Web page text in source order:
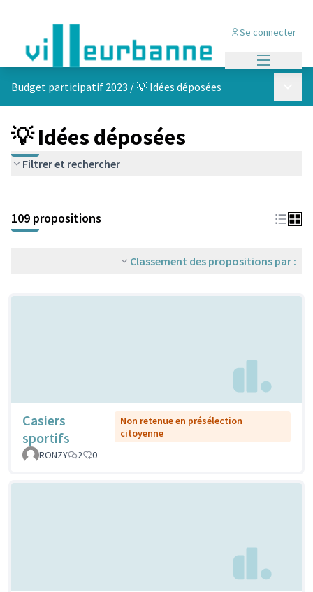
Se connecter
Budget participatif 2023 /💡 Idées déposées
💡 Idées déposées
Filtrer et rechercher
+
−
109 propositions
Classement des propositions par :
Casiers
sportifs
Non retenue en présélection
citoyenne
RONZY
2 0